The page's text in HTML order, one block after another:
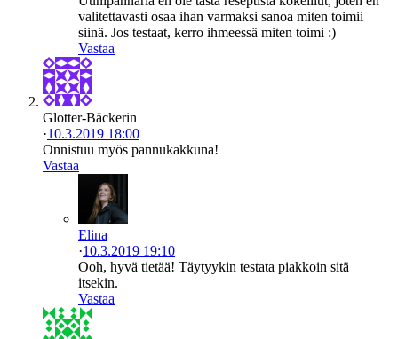
valitettavasti osaa ihan varmaksi sanoa miten toimii
siinä. Jos testaat, kerro ihmeessä miten toimi :)
Vastaa
Glotter-Bäckerin
·10.3.2019 18:00
Onnistuu myös pannukakkuna!
Vastaa
Elina
·10.3.2019 19:10
Ooh, hyvä tietää! Täytyykin testata piakkoin sitä
itsekin.
Vastaa